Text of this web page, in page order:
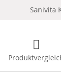
Sanivita